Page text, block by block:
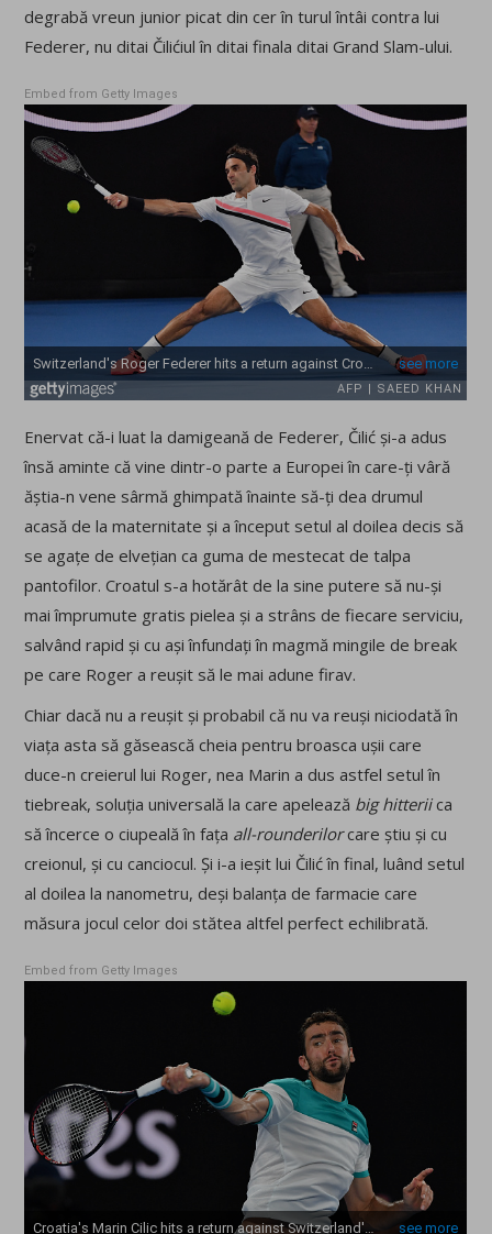
degrabă vreun junior picat din cer în turul întâi contra lui
Federer, nu ditai Čilićiul în ditai finala ditai Grand Slam-ului.
Embed from Getty Images
Enervat că-i luat la damigeană de Federer, Čilić și-a adus
însă aminte că vine dintr-o parte a Europei în care-ți vâră
ăștia-n vene sârmă ghimpată înainte să-ți dea drumul
acasă de la maternitate și a început setul al doilea decis să
se agațe de elvețian ca guma de mestecat de talpa
pantofilor. Croatul s-a hotărât de la sine putere să nu-și
mai împrumute gratis pielea și a strâns de fiecare serviciu,
salvând rapid și cu ași înfundați în magmă mingile de break
pe care Roger a reușit să le mai adune firav.
Chiar dacă nu a reușit și probabil că nu va reuși niciodată în
viața asta să găsească cheia pentru broasca ușii care
duce-n creierul lui Roger, nea Marin a dus astfel setul în
tiebreak, soluția universală la care apelează big hitteriica
să încerce o ciupeală în fața all-rounderilorcare știu și cu
creionul, și cu canciocul. Și i-a ieșit lui Čilić în final, luând setul
al doilea la nanometru, deși balanța de farmacie care
măsura jocul celor doi stătea altfel perfect echilibrată.
Embed from Getty Images